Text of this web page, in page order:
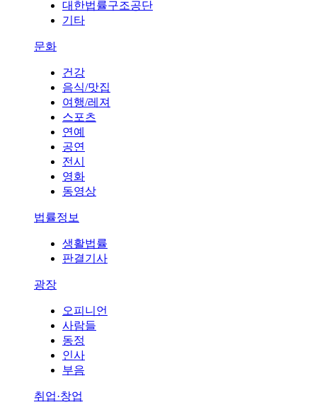
대한법률구조공단
기타
문화
건강
음식/맛집
여행/레져
스포츠
연예
공연
전시
영화
동영상
법률정보
생활법률
판결기사
광장
오피니언
사람들
동정
인사
부음
취업·창업